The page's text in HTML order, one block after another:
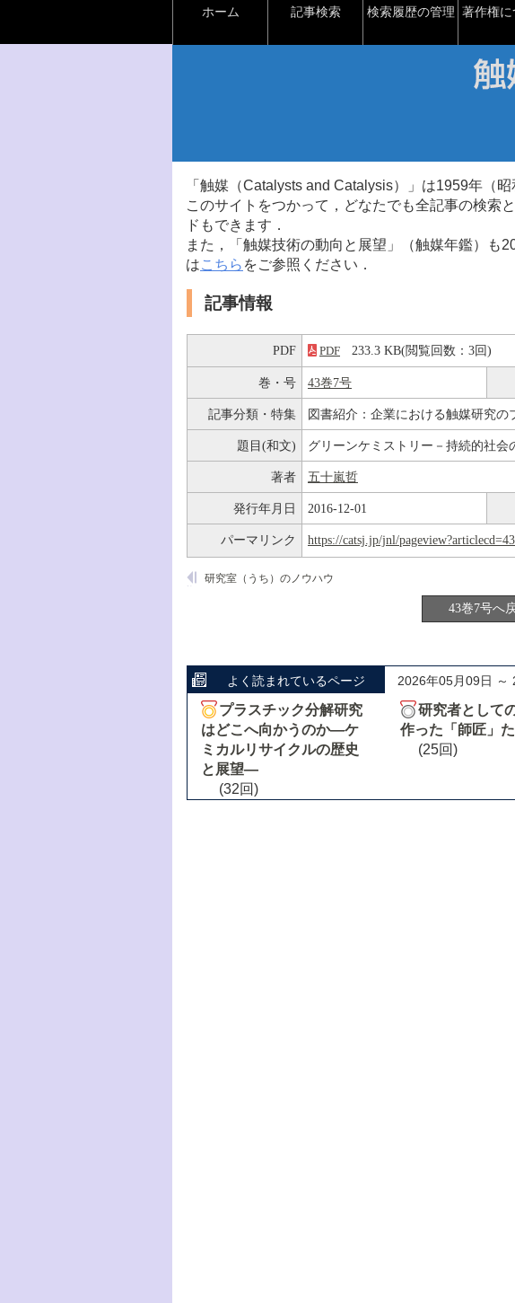
ホーム 記事検索 検索履歴の管理 著作権に
「触媒（Catalysts and Catalysis）」は1959年（
このサイトをつかって，どなたでも全記事の検索
ドもできます．
また，「触媒技術の動向と展望」（触媒年鑑）も
はこちら をご参照ください．
記事情報
PDF PDF 233.3 KB(閲覧回数：3回)
巻・号 43巻7号
記事分類・特集 図書紹介：企業における触媒研究の
題目(和文) グリーンケミストリー－持続的社会
著者 五十嵐哲
発行年月日 2016-12-01
パーマリンク https://catsj.jp/jnl/
研究室（うち）のノウハウ
43巻7号へ
よく読まれているページ 2026年05月09日 ～
プラスチック分解研究
はどこへ向かうのか―ケ
ミカルリサイクルの歴史
と展望―
(32回)
研究者として
作った「師匠」
(25回)